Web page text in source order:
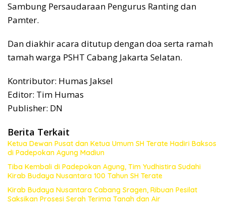
Sambung Persaudaraan Pengurus Ranting dan
Pamter.
Dan diakhir acara ditutup dengan doa serta ramah
tamah warga PSHT Cabang Jakarta Selatan.
Kontributor: Humas Jaksel
Editor: Tim Humas
Publisher: DN
Berita Terkait
Ketua Dewan Pusat dan Ketua Umum SH Terate Hadiri Baksos
di Padepokan Agung Madiun
Tiba Kembali di Padepokan Agung, Tim Yudhistira Sudahi
Kirab Budaya Nusantara 100 Tahun SH Terate
Kirab Budaya Nusantara Cabang Sragen, Ribuan Pesilat
Saksikan Prosesi Serah Terima Tanah dan Air